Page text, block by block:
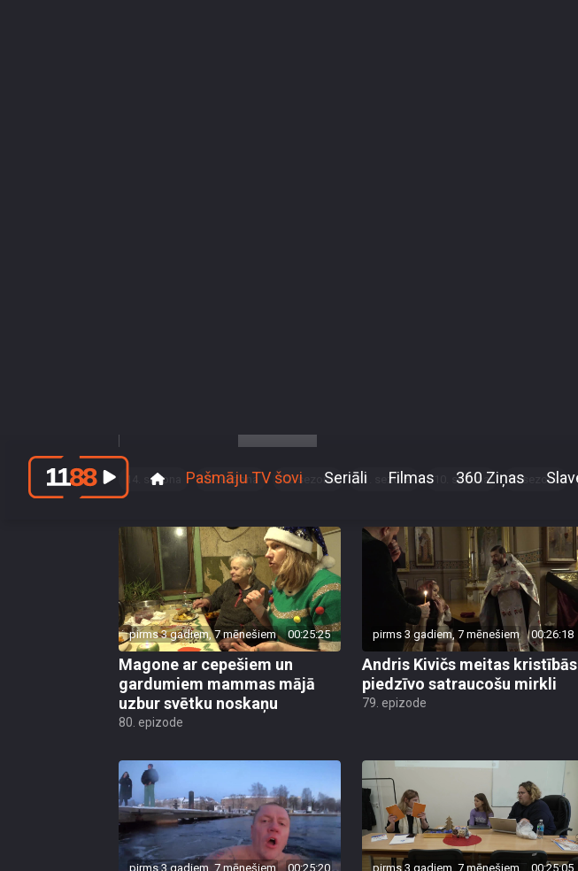
14. sezona
pirms 3 gadiem, 7 mēnešiem 00:25:25
Magone ar cepešiem un
gardumiem mammas mājā
uzbur svētku noskaņu
80. epizode
pirms 3 gadiem, 7 mēnešiem 00:26:18
Andris Kivičs meitas kristībās
piedzīvo satraucošu mirkli
79. epizode
pirms 3 gadiem, 7 mēnešiem 00:25:20 pirms 3 gadiem, 7 mēnešiem 00:25:05